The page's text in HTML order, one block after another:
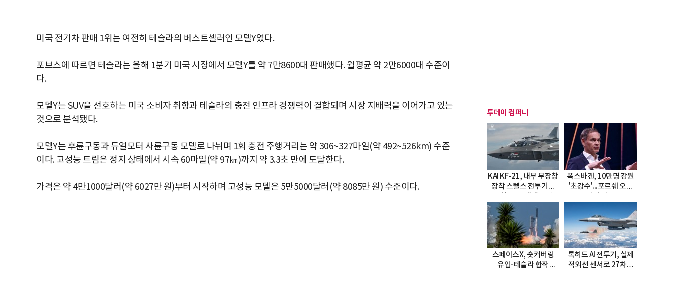
미국 전기차 판매 1위는 여전히 테슬라의 베스트셀러인 모델Y였다.
포브스에 따르면 테슬라는 올해 1분기 미국 시장에서 모델Y를 약 7만8600대 판매했다. 월평균 약 2만6000대 수준이
다.
모델Y는 SUV을 선호하는 미국 소비자 취향과 테슬라의 충전 인프라 경쟁력이 결합되며 시장 지배력을 이어가고 있는
것으로 분석됐다.
모델Y는 후륜구동과 듀얼모터 사륜구동 모델로 나뉘며 1회 충전 주행거리는 약 306~327마일(약 492~526km) 수준
이다. 고성능 트림은 정지 상태에서 시속 60마일(약 97㎞)까지 약 3.3초 만에 도달한다.
가격은 약 4만1000달러(약 6027만 원)부터 시작하며 고성능 모델은 5만5000달러(약 8085만 원) 수준이다.
투데이 컴퍼니
KAI KF-21, 내부 무장창
장착 스텔스 전투기로
폭스바겐, 10만명 감원
'초강수'...포르쉐 오너
스페이스X, 숏커버링
유입-테슬라 합작
록히드 AI 전투기, 실제
적외선 센서로 27차례